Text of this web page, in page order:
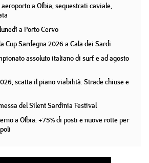
a Olbia, sequestrati caviale,
a Porto Cervo
Cup Sardegna 2026 a Cala dei Sardi
assoluto italiano di surf e ad agosto
scatta il piano viabilità. Strade chiuse e
del Silent Sardinia Festival
a Olbia: +75% di posti e nuove rotte per